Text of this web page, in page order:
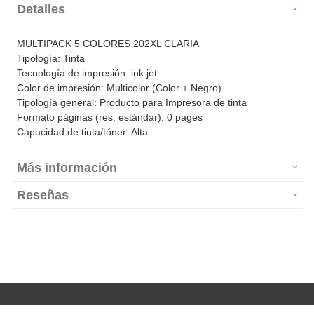
Detalles
MULTIPACK 5 COLORES 202XL CLARIA
Tipología: Tinta
Tecnología de impresión: ink jet
Color de impresión: Multicolor (Color + Negro)
Tipología general: Producto para Impresora de tinta
Formato páginas (res. estándar): 0 pages
Capacidad de tinta/tóner: Alta
Más información
Reseñas